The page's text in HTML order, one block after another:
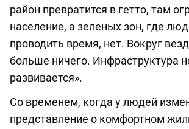
район превратится в гетто, там
население, а зеленых зон, где
проводить время, нет. Вокруг
больше ничего. Инфраструктура
развивается».
Со временем, когда у людей
представление о комфортном